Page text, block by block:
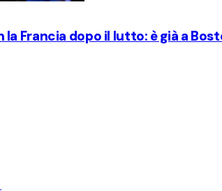
Francia dopo il lutto: è già a